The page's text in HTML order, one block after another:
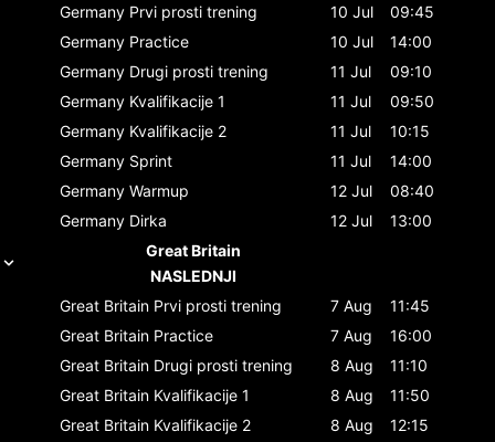
Germany Prvi prosti trening 10 Jul
09:45
Germany Practice 10 Jul
14:00
Germany Drugi prosti trening 11 Jul
09:10
Germany Kvalifikacije 1 11 Jul
09:50
Germany Kvalifikacije 2 11 Jul
10:15
Germany Sprint 11 Jul
14:00
Germany Warmup 12 Jul
08:40
Germany Dirka 12 Jul
13:00
Great Britain
NASLEDNJI
Great Britain Prvi prosti trening 7 Aug
11:45
Great Britain Practice 7 Aug
16:00
Great Britain Drugi prosti trening 8 Aug
11:10
Great Britain Kvalifikacije 1 8 Aug
11:50
Great Britain Kvalifikacije 2 8 Aug
12:15